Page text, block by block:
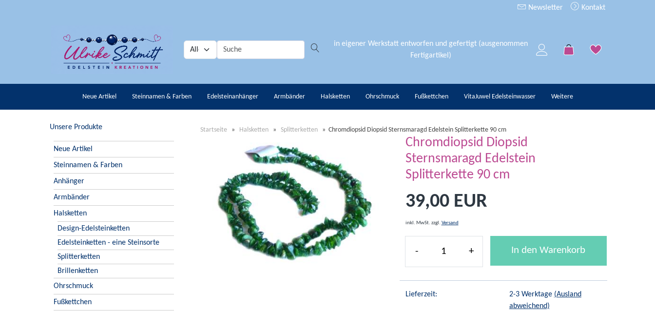
Newsletter Kontakt
in eigener Werkstatt entworfen und gefertigt (ausgenommen
Fertigartikel)
Neue Artikel Steinnamen & Farben Edelsteinanhänger Armbänder Halsketten Ohrschmuck Fußkettchen VitaJuwel Edelsteinwasser Weitere
Unsere Produkte
Neue Artikel
Steinnamen & Farben
Anhänger
Armbänder
Halsketten
Design-Edelsteinketten
Edelsteinketten - eine Steinsorte
Splitterketten
Brillenketten
Ohrschmuck
Fußkettchen
Startseite » Halsketten » Splitterketten » Chromdiopsid Diopsid Sternsmaragd Edelstein Splitterkette 90 cm
Chromdiopsid Diopsid
Sternsmaragd Edelstein
Splitterkette 90 cm
39,00 EUR
inkl. MwSt. zzgl. Versand
- + In den Warenkorb
Lieferzeit: 2-3 Werktage (Ausland
abweichend)